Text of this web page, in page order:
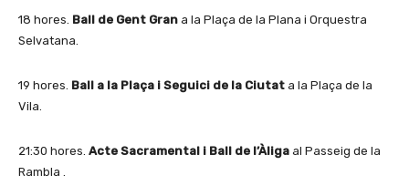
18 hores. Ball de Gent Gran a la Plaça de la Plana i Orquestra
Selvatana.
19 hores. Ball a la Plaça i Seguici de la Ciutat a la Plaça de la
Vila.
21:30 hores. Acte Sacramental i Ball de l’Àliga al Passeig de la
Rambla .